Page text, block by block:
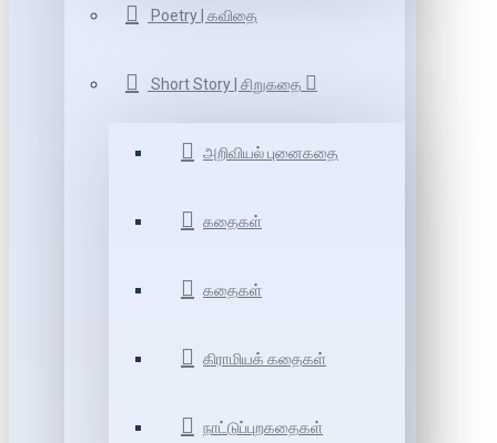
Poetry | கவிதை
Short Story | சிறுகதை
அறிவியல் புனைகதை
கதைகள்
கதைகள்
கிராமியக் கதைகள்
நாட்டுப்புறகதைகள்